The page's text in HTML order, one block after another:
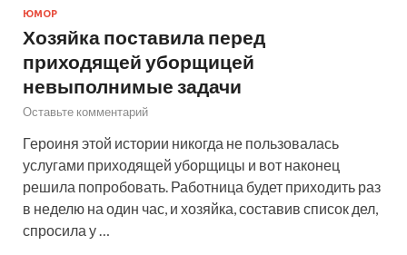
ЮМОР
Хозяйка поставила перед
приходящей уборщицей
невыполнимые задачи
Оставьте комментарий
Героиня этой истории никогда не пользовалась
услугами приходящей уборщицы и вот наконец
решила попробовать. Работница будет приходить раз
в неделю на один час, и хозяйка, составив список дел,
спросила у …